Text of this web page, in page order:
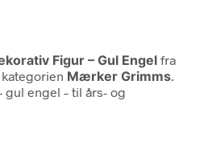
Figur – Gul Engel fra
Mærker Grimms.
gul engel – til års- og